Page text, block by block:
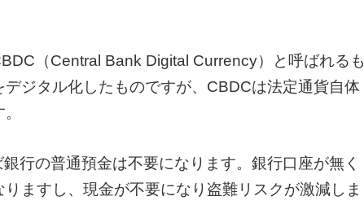
（Central Bank Digital Currency）と呼ばれるも
ジタル化したものですが、CBDCは法定通貨自体
行の普通預金は不要になります。銀行口座が無く
ますし、現金が不要になり盗難リスクが激減しま